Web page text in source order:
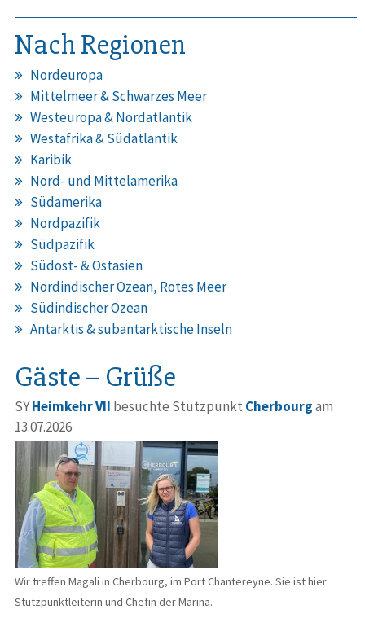
Nach Regionen
Nordeuropa
Mittelmeer & Schwarzes Meer
Westeuropa & Nordatlantik
Westafrika & Südatlantik
Karibik
Nord- und Mittelamerika
Südamerika
Nordpazifik
Südpazifik
Südost- & Ostasien
Nordindischer Ozean, Rotes Meer
Südindischer Ozean
Antarktis & subantarktische Inseln
Gäste – Grüße
SYHeimkehr VII besuchte Stützpunkt Cherbourgam
13.07.2026
Wir treffen Magali in Cherbourg, im Port Chantereyne. Sie ist hier
Stützpunktleiterin und Chefin der Marina.